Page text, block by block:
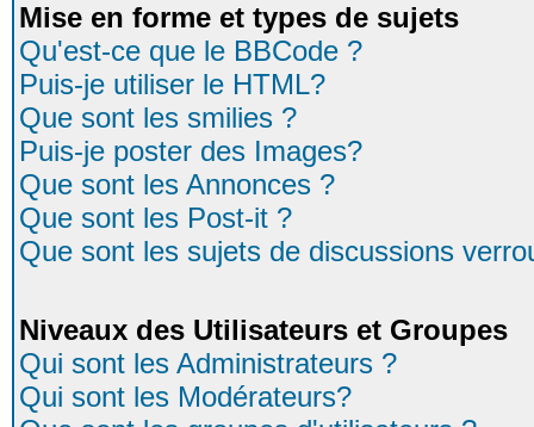
Mise en forme et types de sujets
Qu'est-ce que le BBCode ?
Puis-je utiliser le HTML?
Que sont les smilies ?
Puis-je poster des Images?
Que sont les Annonces ?
Que sont les Post-it ?
Que sont les sujets de discussions
Niveaux des Utilisateurs et Groupes
Qui sont les Administrateurs ?
Qui sont les Modérateurs?